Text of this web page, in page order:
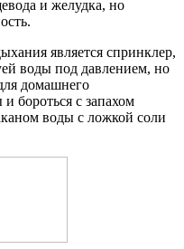
и желудка, но
является спринклер,
воды под давлением, но
домашнего
бороться с запахом
воды с ложкой соли